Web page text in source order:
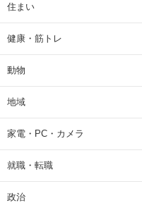
住まい
健康・筋トレ
動物
地域
家電・PC・カメラ
就職・転職
政治